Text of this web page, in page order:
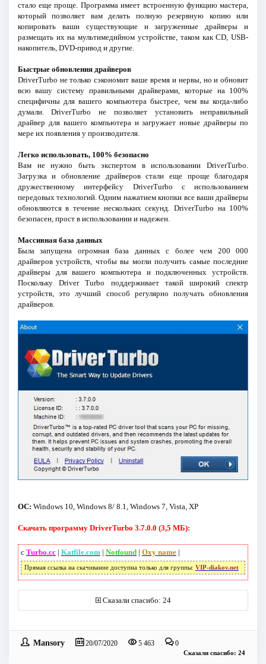
стало еще проще. Программа имеет встроенную функцию мастера,
который позволяет вам делать полную резервную копию или
копировать ваши существующие и загруженные драйверы и
размещать их на мультимедийном устройстве, таком как CD, USB-
накопитель, DVD-привод и другие.
Быстрые обновления драйверов
DriverTurbo не только сэкономит ваше время и нервы, но и обновит
всю вашу систему правильными драйверами, которые на 100%
специфичны для вашего компьютера быстрее, чем вы когда-либо
думали. DriverTurbo не позволяет установить неправильный
драйвер для вашего компьютера и загружает новые драйверы по
мере их появления у производителя.
Легко использовать, 100% безопасно
Вам не нужно быть экспертом в использовании DriverTurbo.
Загрузка и обновление драйверов стали еще проще благодаря
дружественному интерфейсу DriverTurbo с использованием
передовых технологий. Одним нажатием кнопки все ваши драйверы
обновляются в течение нескольких секунд. DriverTurbo на 100%
безопасен, прост в использовании и надежен.
Массивная база данных
Была запущена огромная база данных с более чем 200 000
драйверов устройств, чтобы вы могли получить самые последние
драйверы для вашего компьютера и подключенных устройств.
Поскольку Driver Turbo поддерживает такой широкий спектр
устройств, это лучший способ регулярно получать обновления
драйверов.
ОС: Windows 10, Windows 8/ 8.1, Windows 7, Vista, XP
Скачать программу DriverTurbo 3.7.0.0 (3,5 МБ):
с Turbo.cc| Katfile.com | Notfound| Oxy name|
Прямая ссылка на скачивание доступна только для группы: VIP-diakov.net
Сказали спасибо: 24
Mansory 20/07/2020 5 463 0
Сказали спасибо: 24